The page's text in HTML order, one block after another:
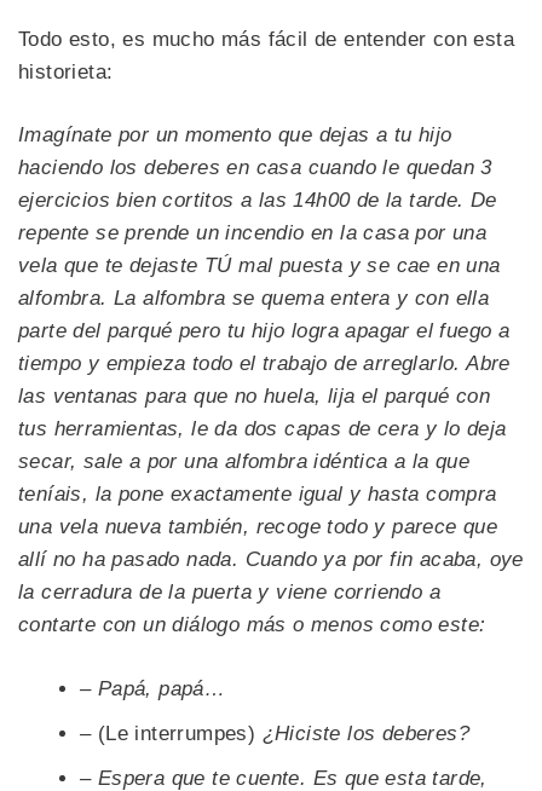
Todo esto, es mucho más fácil de entender con esta
historieta:
Imagínate por un momento que dejas a tu hijo
haciendo los deberes en casa cuando le quedan 3
ejercicios bien cortitos a las 14h00 de la tarde. De
repente se prende un incendio en la casa por una
vela que te dejaste TÚ mal puesta y se cae en una
alfombra. La alfombra se quema entera y con ella
parte del parqué pero tu hijo logra apagar el fuego a
tiempo y empieza todo el trabajo de arreglarlo. Abre
las ventanas para que no huela, lija el parqué con
tus herramientas, le da dos capas de cera y lo deja
secar, sale a por una alfombra idéntica a la que
teníais, la pone exactamente igual y hasta compra
una vela nueva también, recoge todo y parece que
allí no ha pasado nada. Cuando ya por fin acaba, oye
la cerradura de la puerta y viene corriendo a
contarte con un diálogo más o menos como este:
– Papá, papá…
– (Le interrumpes) ¿Hiciste los deberes?
– Espera que te cuente. Es que esta tarde,